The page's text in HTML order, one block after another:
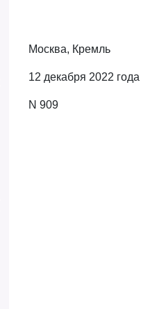
Москва, Кремль
12 декабря 2022 года
N 909